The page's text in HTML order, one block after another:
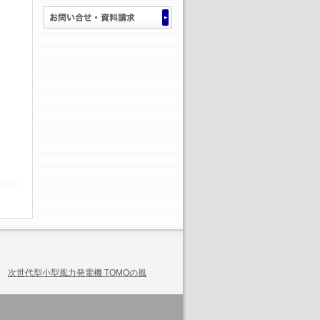
次世代型小型風力発電機 TOMOの風